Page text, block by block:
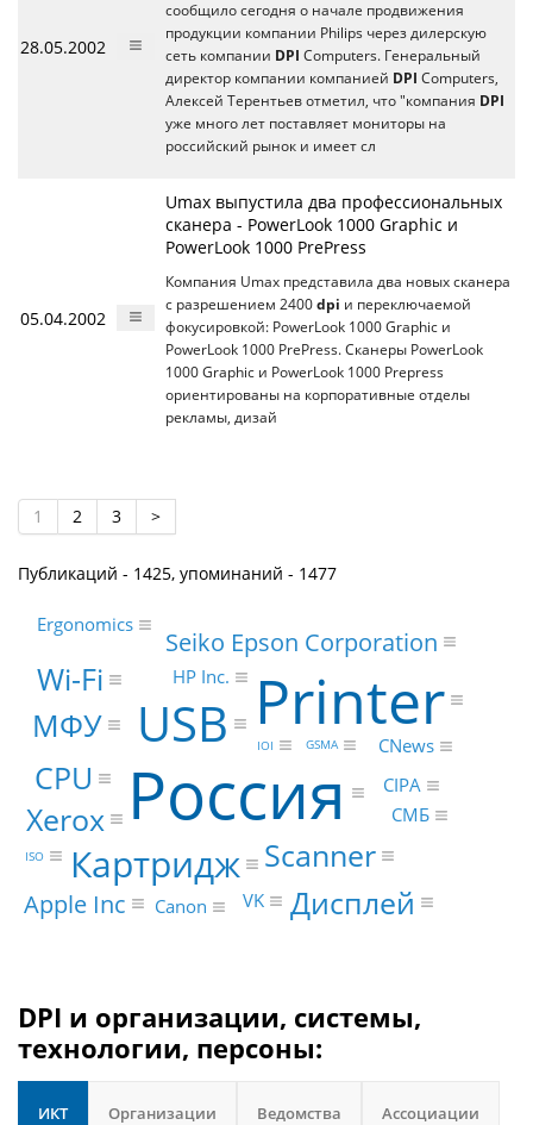
28.05.2002
сообщило сегодня о начале продвижения
продукции компании Philips через дилерскую
сеть компании DPI Computers. Генеральный
директор компании компанией DPI Computers,
Алексей Терентьев отметил, что "компания DPI
уже много лет поставляет мониторы на
российский рынок и имеет сл
05.04.2002
Umax выпустила два профессиональных
сканера - PowerLook 1000 Graphic и
PowerLook 1000 PrePress
Компания Umax представила два новых сканера
с разрешением 2400 dpi и переключаемой
фокусировкой: PowerLook 1000 Graphic и
PowerLook 1000 PrePress. Сканеры PowerLook
1000 Graphic и PowerLook 1000 Prepress
ориентированы на корпоративные отделы
рекламы, дизай
1 2 3 >
Публикаций - 1425, упоминаний - 1477
Россия
Printer
USB
Картридж Scanner
Wi-Fi
Дисплей
МФУ
CPU
Xerox
Seiko Epson Corporation
Apple Inc
HP Inc.
Canon
СМБ
CIPA
CNews
Ergonomics
VK
GSMA
IOI
ISO
DPI и организации, системы,
технологии, персоны:
ИКТ Организации Ведомства Ассоциации